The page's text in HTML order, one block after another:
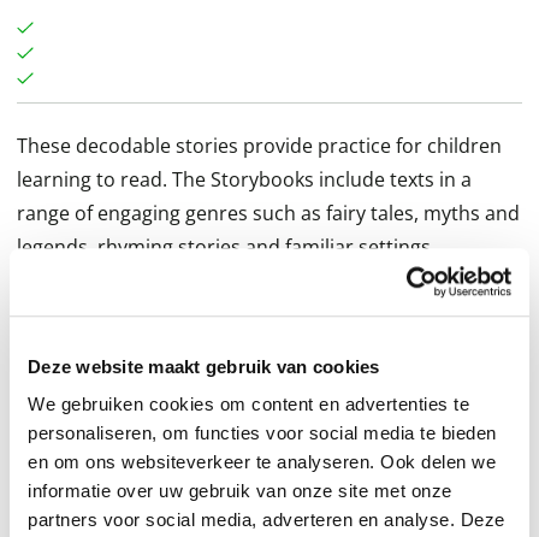
Deze website maakt gebruik van cookies
We gebruiken cookies om content en advertenties te
personaliseren, om functies voor social media te bieden
en om ons websiteverkeer te analyseren. Ook delen we
informatie over uw gebruik van onze site met onze
partners voor social media, adverteren en analyse. Deze
These decodable stories provide practice for children
learning to read. The Storybooks include texts in a
range of engaging genres such as fairy tales, myths and
legends, rhyming stories and familiar settings.